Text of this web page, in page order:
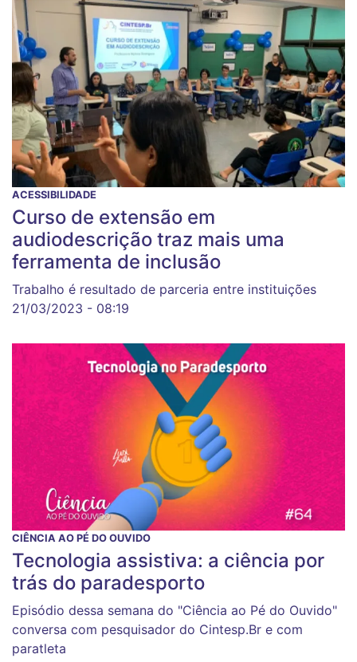
ACESSIBILIDADE
Curso de extensão em
audiodescrição traz mais uma
ferramenta de inclusão
Trabalho é resultado de parceria entre instituições
21/03/2023 - 08:19
CIÊNCIA AO PÉ DO OUVIDO
Tecnologia assistiva: a ciência por
trás do paradesporto
Episódio dessa semana do "Ciência ao Pé do Ouvido"
conversa com pesquisador do Cintesp.Br e com
paratleta